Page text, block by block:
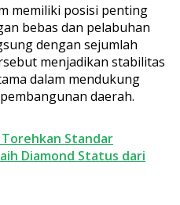
memiliki posisi penting
bebas dan pelabuhan
dengan sejumlah
menjadikan stabilitas
dalam mendukung
daerah.
Torehkan Standar
Diamond Status dari